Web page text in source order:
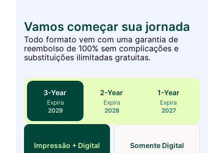
Vamos começar sua jornada
Todo formato vem com uma garantia de
reembolso de 100% sem complicações e
substituições ilimitadas gratuitas.
3-Year
Expira
2029
2-Year
Expira
2028
1-Year
Expira
2027
Impressão + Digital Somente Digital